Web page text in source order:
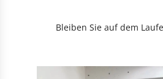
Bleiben Sie auf dem